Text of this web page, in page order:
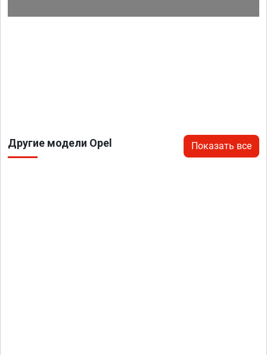
Другие модели Opel Показать все